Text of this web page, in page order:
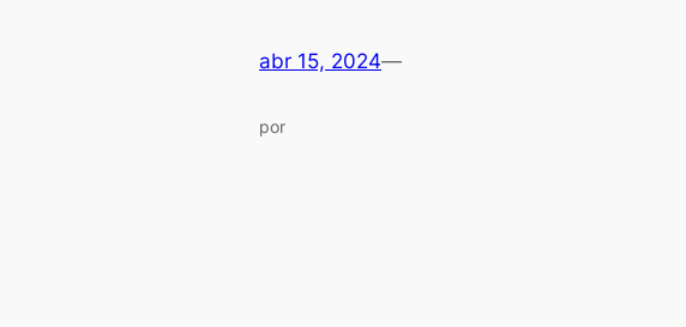
abr 15, 2024—
por